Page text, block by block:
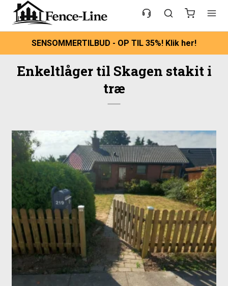
SENSOMMERTILBUD - OP TIL 35%! Klik her!
Enkeltlåger til Skagen stakit i
træ